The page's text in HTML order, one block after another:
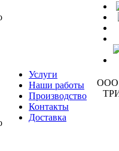
Услуги
Наши работы
Производство
Контакты
Доставка
ООО